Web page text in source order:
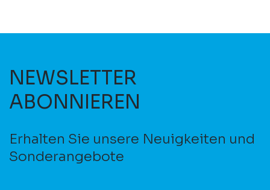
NEWSLETTER
ABONNIEREN
Erhalten Sie unsere Neuigkeiten und
Sonderangebote